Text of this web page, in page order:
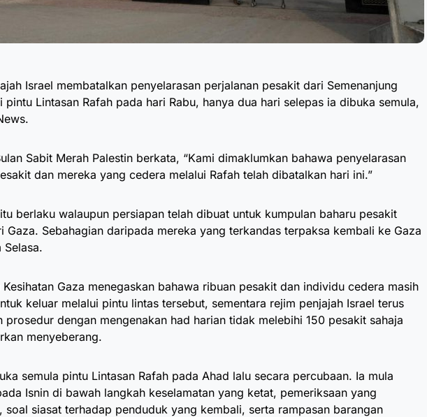
Israel membatalkan penyelarasan perjalanan pesakit dari Semenanjung
pintu Lintasan Rafah pada hari Rabu, hanya dua hari selepas ia dibuka semula,
Sabit Merah Palestin berkata, “Kami dimaklumkan bahawa penyelarasan
dan mereka yang cedera melalui Rafah telah dibatalkan hari ini.”
berlaku walaupun persiapan telah dibuat untuk kumpulan baharu pesakit
Gaza. Sebahagian daripada mereka yang terkandas terpaksa kembali ke Gaza
Selasa.
Kesihatan Gaza menegaskan bahawa ribuan pesakit dan individu cedera masih
keluar melalui pintu lintas tersebut, sementara rejim penjajah Israel terus
prosedur dengan mengenakan had harian tidak melebihi 150 pesakit sahaja
menyeberang.
semula pintu Lintasan Rafah pada Ahad lalu secara percubaan. Ia mula
Isnin di bawah langkah keselamatan yang ketat, pemeriksaan yang
soal siasat terhadap penduduk yang kembali, serta rampasan barangan